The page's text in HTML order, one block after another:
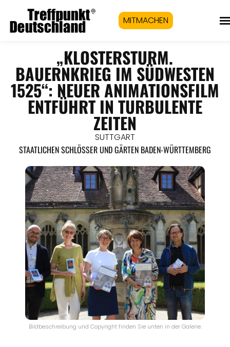
MITMACHEN
„KLOSTERSTURM.
BAUERNKRIEG IM SÜDWESTEN
1525“: NEUER ANIMATIONSFILM
ENTFÜHRT IN TURBULENTE
ZEITEN
SUTTGART
STAATLICHEN SCHLÖSSER UND GÄRTEN BADEN-WÜRTTEMBERG
Bildbeschreibung und Copyright finden Sie unten in der Galerie.